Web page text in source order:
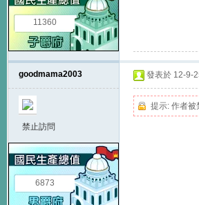
11360
goodmama2003
禁止訪問
6873
發表於 12-9-
提示: 作者被